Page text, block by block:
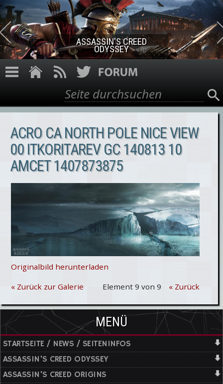
Direkt zum Inhalt
ASSASSIN'S CREED ROGUE
REMASTERED
Suchformular
Suche
ACRO CA NORTH POLE NICE VIEW
00 ITKORITAREV GC 140813 10
AMCET 1407873875
Originalbild herunterladen
« Zurück zur Galerie
Element 9 von 9 « Zurück
MENÜ
STARTSEITE / NEWS / SEITENINFOS
ASSASSIN'S CREED ODYSSEY
ASSASSIN'S CREED ORIGINS